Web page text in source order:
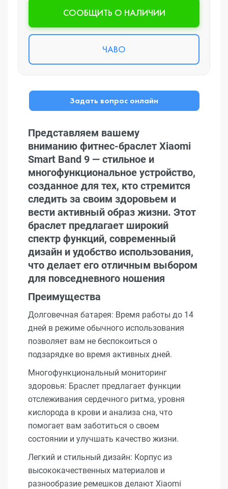
CООБЩИТЬ О НАЛИЧИИ
ЧАВО
Задать вопрос онлайн
Представляем вашему
вниманию фитнес-браслет Xiaomi
Smart Band 9 — стильное и
многофункциональное устройство,
созданное для тех, кто стремится
следить за своим здоровьем и
вести активный образ жизни. Этот
браслет предлагает широкий
спектр функций, современный
дизайн и удобство использования,
что делает его отличным выбором
для повседневного ношения
Преимущества
Долговечная батарея: Время работы до 14
дней в режиме обычного использования
позволяет вам не беспокоиться о
подзарядке во время активных дней.
Многофункциональный мониторинг
здоровья: Браслет предлагает функции
отслеживания сердечного ритма, уровня
кислорода в крови и анализа сна, что
помогает вам заботиться о своем
состоянии и улучшать качество жизни.
Легкий и стильный дизайн: Корпус из
высококачественных материалов и
разнообразие ремешков делают Xiaomi